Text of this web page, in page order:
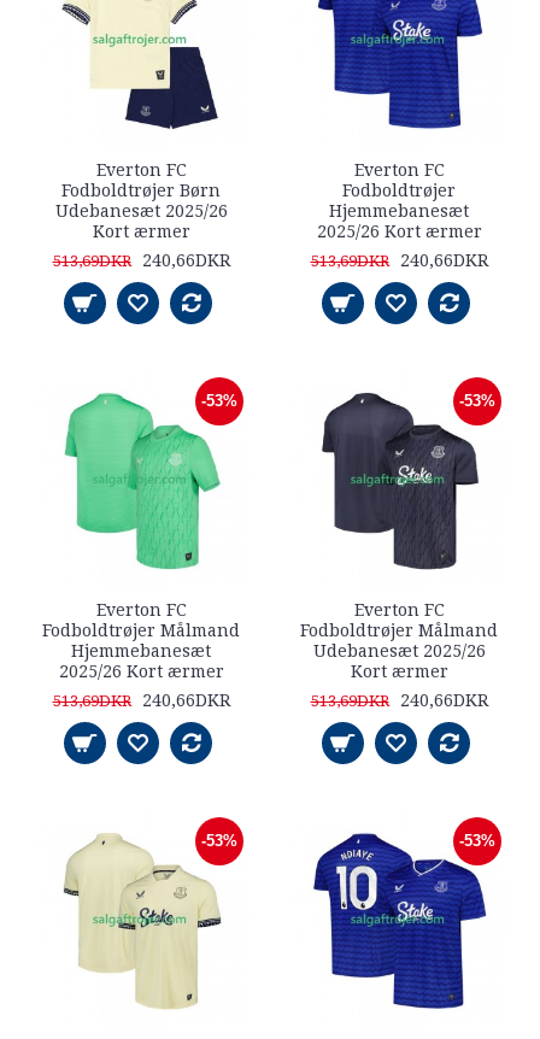
Everton FC
Fodboldtrøjer Børn
Udebanesæt 2025/26
Kort ærmer
513,69DKR 240,66DKR
Everton FC
Fodboldtrøjer
Hjemmebanesæt
2025/26 Kort ærmer
513,69DKR 240,66DKR
-53%
Everton FC
Fodboldtrøjer Målmand
Hjemmebanesæt
2025/26 Kort ærmer
513,69DKR 240,66DKR
-53%
Everton FC
Fodboldtrøjer Målmand
Udebanesæt 2025/26
Kort ærmer
513,69DKR 240,66DKR
-53% -53%